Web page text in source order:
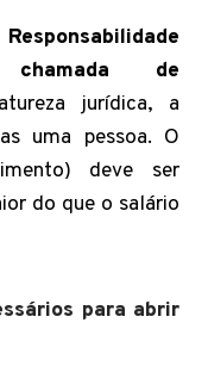
de
jurídica, a
uma pessoa. O
deve ser
do que o salário
para abrir